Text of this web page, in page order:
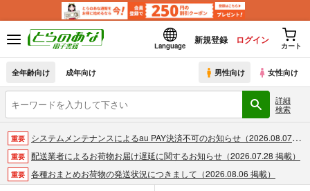
Language
新規登録 ログイン
カート
全年齢向け 成年向け 男性向け 女性向け
詳細
検索
重要 システムメンテナンスによるau PAY決済不可のお知らせ（2026.08.07 掲載）
重要 配送業者によるお荷物お届け遅延に関するお知らせ（2026.07.28 掲載）
重要 各種おまとめお荷物の発送状況につきまして（2026.08.06 掲載）